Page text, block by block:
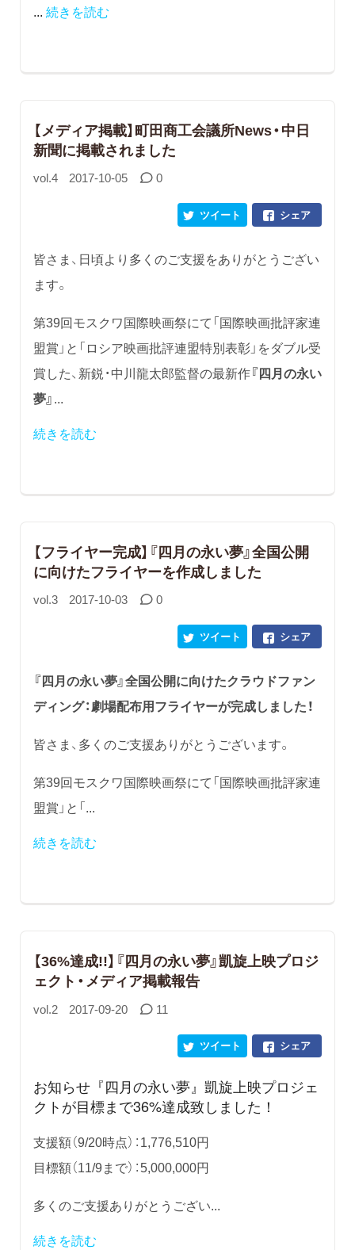
... 続きを読む
​【メディア掲載】町田商工会議所News・中日
新聞に掲載されました
vol.4 2017-10-05 0
シェア
ツイート
皆さま、日頃より多くのご支援をありがとうござい
ます。
第39回モスクワ国際映画祭にて「国際映画批評家連
盟賞」と「ロシア映画批評連盟特別表彰」をダブル受
賞した、新鋭・中川龍太郎監督の最新作『四月の永い
夢』...
続きを読む
​【フライヤー完成】『四月の永い夢』全国公開
に向けたフライヤーを作成しました
vol.3 2017-10-03 0
シェア
ツイート
『四月の永い夢』全国公開に向けたクラウドファン
ディング：劇場配布用フライヤーが完成しました！
皆さま、多くのご支援ありがとうございます。
第39回モスクワ国際映画祭にて「国際映画批評家連
盟賞」と「...
続きを読む
【36%達成!!】『四月の永い夢』凱旋上映プロジ
ェクト・メディア掲載報告
vol.2 2017-09-20 11
シェア
ツイート
お知らせ『四月の永い夢』凱旋上映プロジェ
クトが目標まで36%達成致しました！
支援額（9/20時点）：1,776,510円
目標額（11/9まで）：5,000,000円
多くのご支援ありがとうござい...
続きを読む